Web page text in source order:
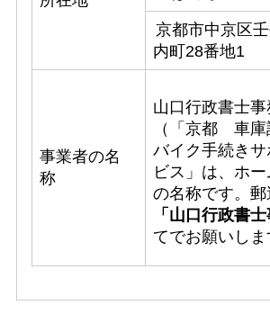
京都市中京区
内町28番地1
事業者の名
称
山口行政書士
（「京都 車
バイク手続き
ビス」は、ホ
の名称です。
「山口行政書士
てでお願いしま